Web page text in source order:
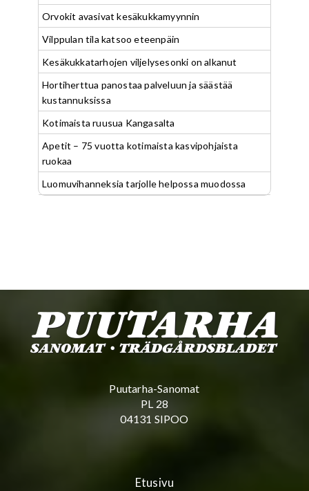
Orvokit avasivat kesäkukkamyynnin
Vilppulan tila katsoo eteenpäin
Kesäkukkatarhojen viljelysesonki on alkanut
Hortiherttua panostaa palveluun ja säästää
kustannuksissa
Kotimaista ruusua Kangasalta
Apetit – 75 vuotta kotimaista kasvipohjaista
ruokaa
Luomuvihanneksia tarjolle helpossa muodossa
Puutarha-Sanomat
PL 28
04131 SIPOO
Etusivu